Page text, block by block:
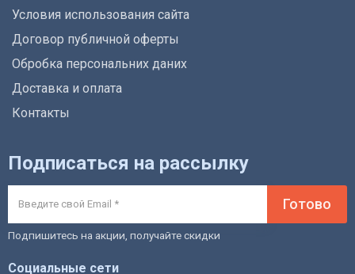
Условия использования сайта
Договор публичной оферты
Обробка персональних даних
Доставка и оплата
Контакты
Подписаться на рассылку
Готово
Подпишитесь на акции, получайте скидки
Социальные сети